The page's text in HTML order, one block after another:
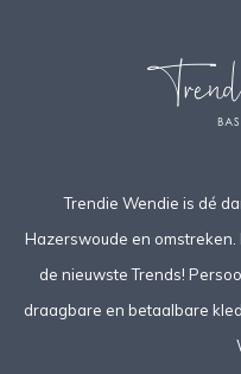
Trendie Wendie is dé
Hazerswoude en
de nieuwste Trends!
draagbare en betaalbare